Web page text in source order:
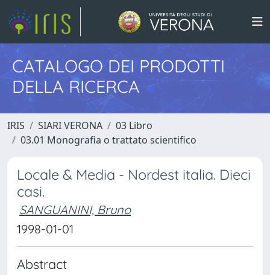
CATALOGO DEI PRODOTTI
DELLA RICERCA
IRIS SIARI VERONA
03 Libro
03.01 Monografia o trattato scientifico
Locale & Media - Nordest italia. Dieci
casi.
SANGUANINI, Bruno
1998-01-01
Abstract